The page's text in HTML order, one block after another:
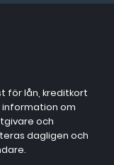
för lån, kreditkort
information om
och
dagligen och